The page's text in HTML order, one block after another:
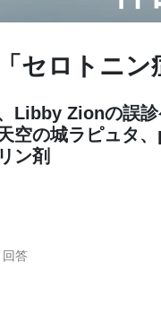
セロトニン
Libby Zionの誤診
空の城ラピュタ
ン剤
答